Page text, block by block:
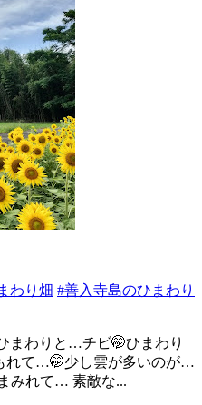
わり畑 #善入寺島のひまわり
まわりと…チビ🤭ひまわり
れて…🤭少し雲が多いのが…
みれて… 素敵な...